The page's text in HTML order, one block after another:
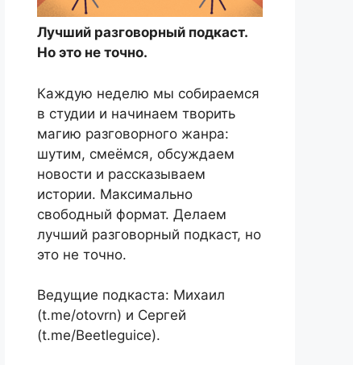
Лучший разговорный подкаст.
Но это не точно.
Каждую неделю мы собираемся
в студии и начинаем творить
магию разговорного жанра:
шутим, смеёмся, обсуждаем
новости и рассказываем
истории. Максимально
свободный формат. Делаем
лучший разговорный подкаст, но
это не точно.
Ведущие подкаста: Михаил
(t.me/otovrn) и Сергей
(t.me/Beetleguice).